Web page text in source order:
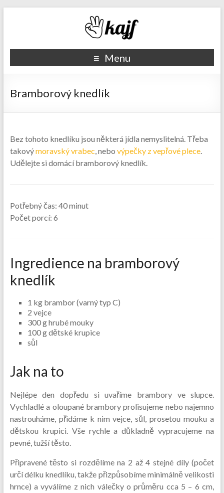
Recepty kajf.cz
Menu
Bramborový knedlík
Bez tohoto knedlíku jsou některá jídla nemyslitelná. Třeba
takovýmoravský vrabec, nebo výpečky z vepřové plece.
Udělejte si domácí bramborový knedlík.
Potřebný čas: 40 minut
Počet porcí: 6
Ingredience na bramborový
knedlík
1 kg brambor (varný typ C)
2 vejce
300 g hrubé mouky
100 g dětské krupice
sůl
Jak na to
Nejlépe den dopředu si uvaříme brambory ve slupce.
Vychladlé a oloupané brambory prolisujeme nebo najemno
nastrouháme, přidáme k nim vejce, sůl, prosetou mouku a
dětskou krupici. Vše rychle a důkladně vypracujeme na
pevné, tužší těsto.
Připravené těsto si rozdělíme na 2 až 4 stejné díly (počet
určí délku knedlíku, takže přizpůsobíme minimálně velikosti
hrnce) a vyválíme z nich válečky o průměru cca 5 – 6 cm,